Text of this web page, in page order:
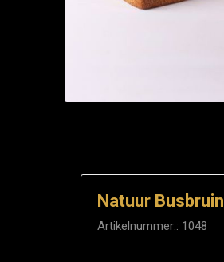
Natuur Busbruin
Artikelnummer:: 1048